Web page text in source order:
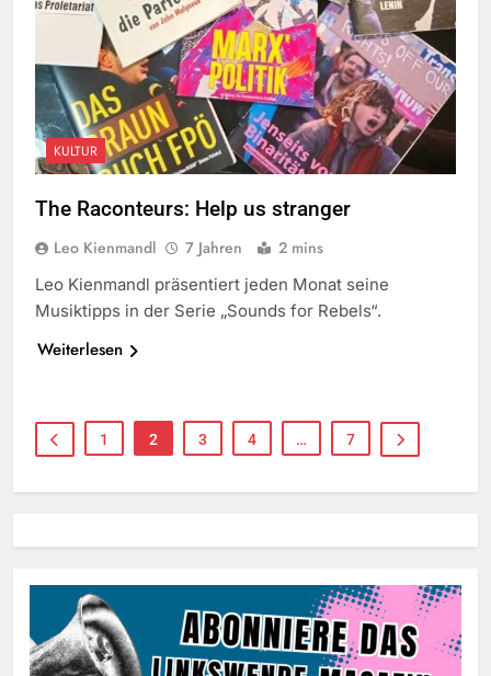
KULTUR
The Raconteurs: Help us stranger
Leo Kienmandl 7 Jahren 2 mins
Leo Kienmandl präsentiert jeden Monat seine
Musiktipps in der Serie „Sounds for Rebels“.
Weiterlesen
1 2 3 4 … 7